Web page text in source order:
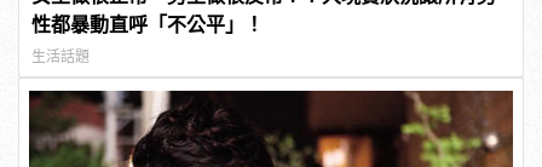
性都暴動直呼「不公平」！
生活話題